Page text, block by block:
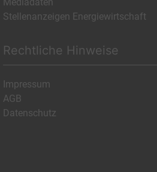
Stellenanzeigen Energiewirtschaft
Rechtliche Hinweise
Impressum
AGB
Datenschutz